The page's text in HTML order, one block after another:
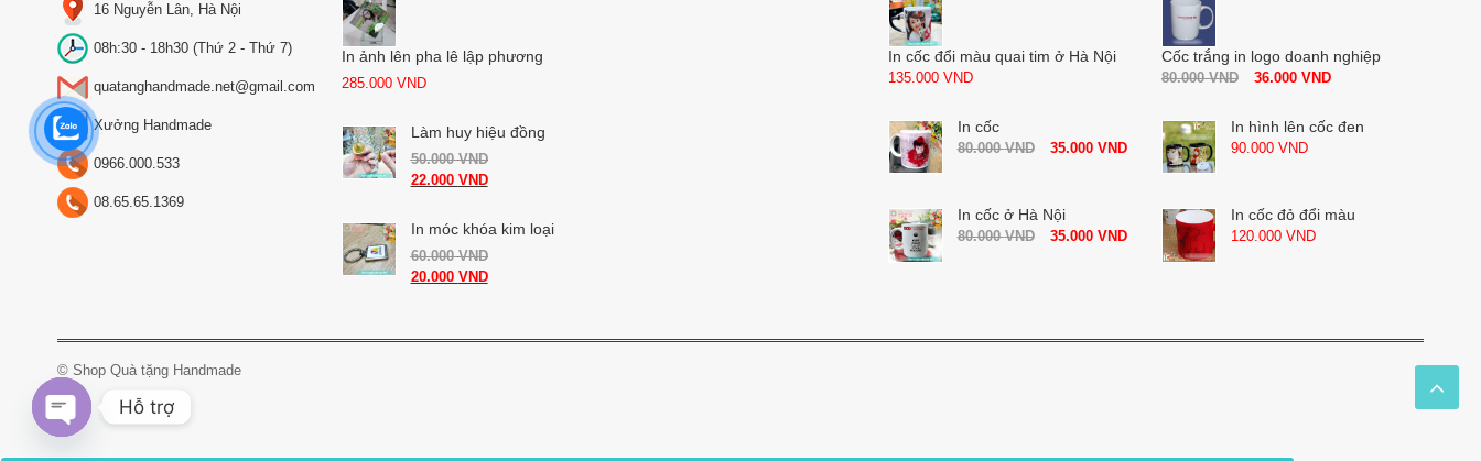
16 Nguyễn Lân, Hà Nội
08h:30 - 18h30 (Thứ 2 - Thứ 7)
quatanghandmade.net@gmail.com
Xưởng Handmade
0966.000.533
08.65.65.1369
In ảnh lên pha lê lập phương
285.000 VND
Làm huy hiệu đồng
50.000VND
22.000 VND
In móc khóa kim loại
60.000VND
20.000 VND
In cốc đổi màu quai tim ở Hà Nội
135.000 VND
In cốc
80.000VND 35.000 VND
In cốc ở Hà Nội
80.000VND 35.000 VND
Cốc trắng in logo doanh nghiệp
80.000VND 36.000 VND
In hình lên cốc đen
90.000 VND
In cốc đỏ đổi màu
120.000 VND
© Shop Quà tặng Handmade
Hỗ trợ